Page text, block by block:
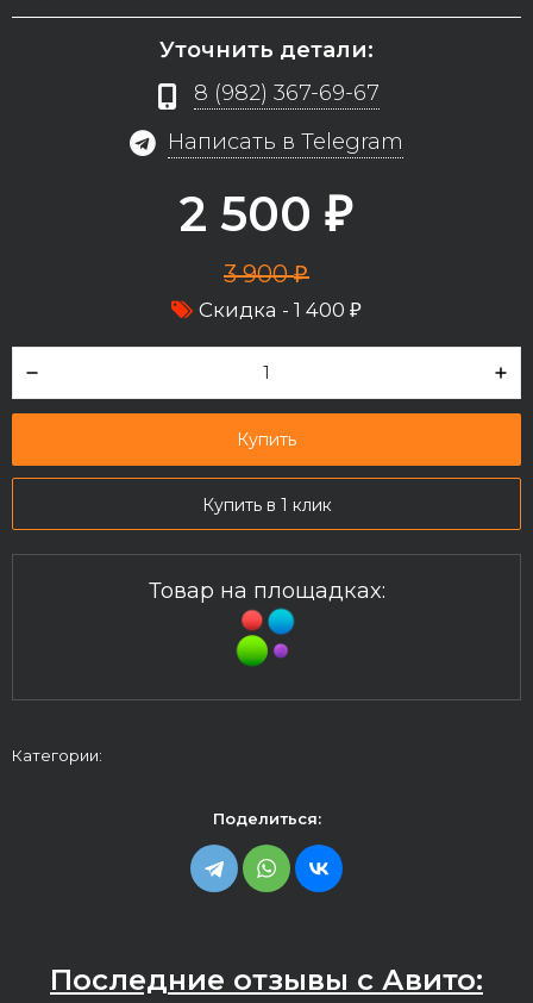
Уточнить детали:
8 (982) 367-69-67
Написать в Telegram
2 500 ₽
3 900₽
Скидка - 1 400 ₽
Купить
Купить в 1 клик
Товар на площадках:
Категории:
Поделиться:
Последние отзывы с Авито: